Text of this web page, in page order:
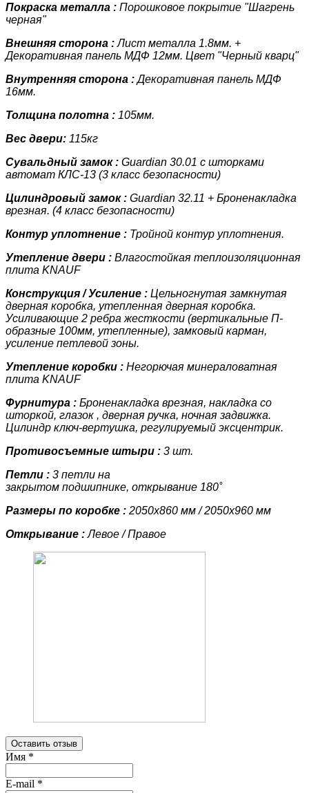
Покраска металла : Порошковое покрытие "Шагрень
черная"
Внешняя сторона :Лист металла 1.8мм. +
Декоративная панель МДФ 12мм. Цвет "Черный кварц"
Внутренняя сторона :Декоративная панель МДФ
16мм.
Толщина полотна : 105мм.
Вес двери: 115кг
Сувальдный замок : Guardian 30.01 с шторками
автомат КЛС-13 (3 класс безопасности)
Цилиндровый замок : Guardian 32.11 + Броненакладка
врезная. (4 класс безопасности)
Контур уплотнение : Тройной контур уплотнения.
Утепление двери : Влагостойкая теплоизоляционная
плита KNAUF
Конструкция / Усиление : Цельногнутая замкнутая
дверная коробка, утепленная дверная коробка.
Усиливающие 2 ребра жесткости (вертикальные П-
образные 100мм, утепленные), замковый карман,
усиление петлевой зоны.
Утепление коробки : Негорючая минераловатная
плита KNAUF
Фурнитура : Броненакладка врезная, накладка со
шторкой, глазок , дверная ручка, ночная задвижка.
Цилиндр ключ-вертушка, регулируемый эксцентрик.
Противосъемные штыри : 3 шт.
Петли : 3 петли на
закрытом подшипнике, открывание 180˚
Размеры по коробке : 2050х860 мм / 2050х960 мм
Открывание :Левое / Правое
Оставить отзыв
Имя *
E-mail *